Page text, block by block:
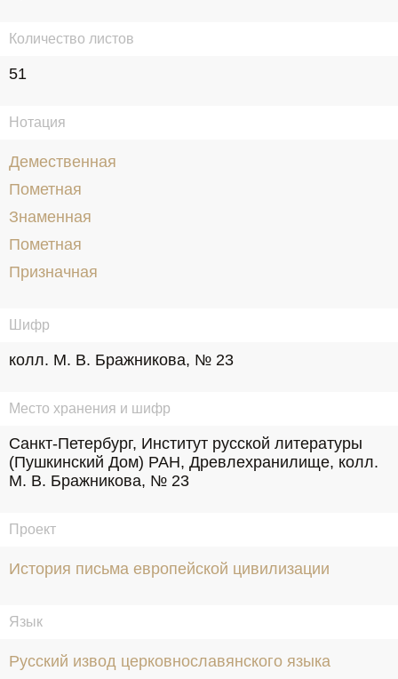
Количество листов
51
Нотация
Демественная
Пометная
Знаменная
Пометная
Призначная
Шифр
колл. М. В. Бражникова, № 23
Место хранения и шифр
Санкт-Петербург, Институт русской литературы
(Пушкинский Дом) РАН, Древлехранилище, колл.
М. В. Бражникова, № 23
Проект
История письма европейской цивилизации
Язык
Русский извод церковнославянского языка